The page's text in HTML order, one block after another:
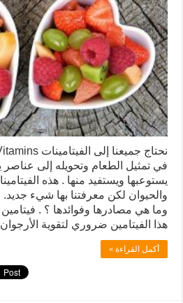
في تمثيل الطعام وتحويله إلى
يستوعبها ويستفيد منها . هذه
والحيوان لكن معرفتنا بها شيء جديد.
هذا الفيتامين ضروري لتقوية
أكمل القراءة »